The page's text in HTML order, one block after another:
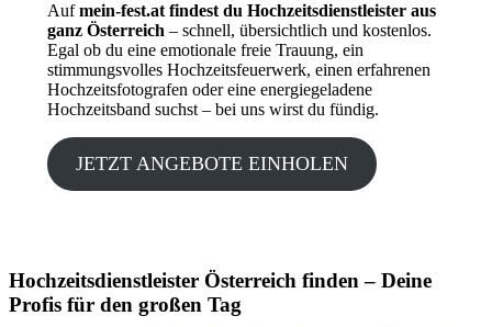
Aufmein-fest.at findest du Hochzeitsdienstleister aus
ganz Österreich– schnell, übersichtlich und kostenlos.
Egal ob du eine emotionale freie Trauung, ein
stimmungsvolles Hochzeitsfeuerwerk, einen erfahrenen
Hochzeitsfotografen oder eine energiegeladene
Hochzeitsband suchst – bei uns wirst du fündig.
JETZT ANGEBOTE EINHOLEN
Hochzeitsdienstleister Österreich finden – Deine
Profis für den großen Tag